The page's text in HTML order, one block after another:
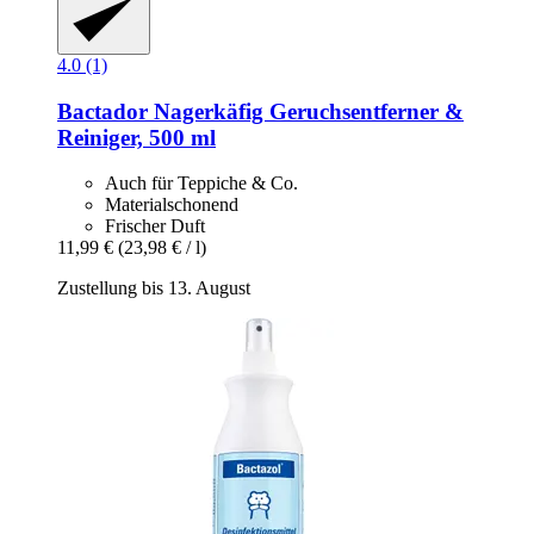
4.0 (1)
Bactador Nagerkäfig Geruchsentferner &
Reiniger, 500 ml
Auch für Teppiche & Co.
Materialschonend
Frischer Duft
11,99 € (23,98 € / l)
Zustellung bis 13. August